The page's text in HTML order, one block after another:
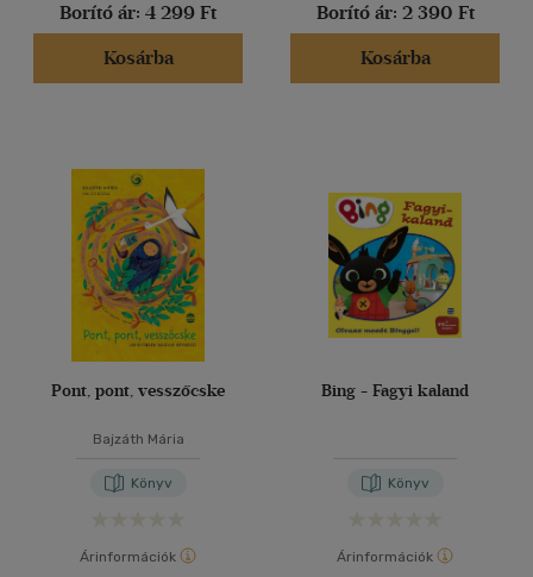
Borító ár: 4 299 Ft
Kosárba
Borító ár: 2 390 Ft
Kosárba
Pont, pont, vesszőcske
Bajzáth Mária
Könyv
Árinformációk
Bing - Fagyi kaland
Könyv
Árinformációk